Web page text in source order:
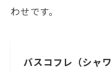
わせです。
バスコフレ（シャ